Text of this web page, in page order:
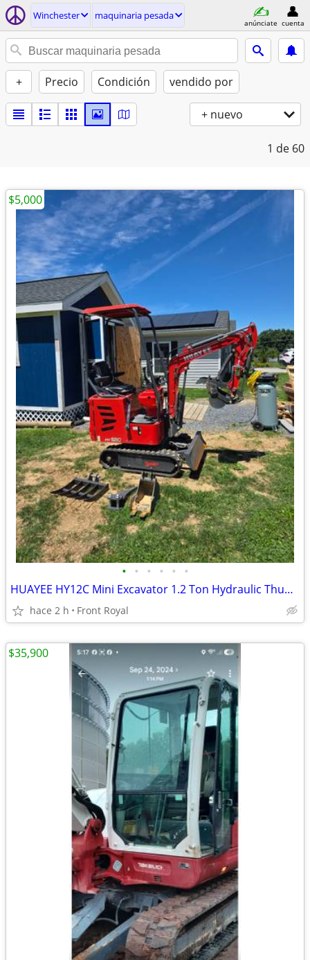
Winchester maquinaria pesada
anúnciate cuenta
+ Precio Condición vendido por
+ nuevo
1 de 60
• • • • • •
HUAYEE HY12C Mini Excavator 1.2 Ton Hydraulic Thumb
hace 2 h Front Royal
$5,000
$35,900